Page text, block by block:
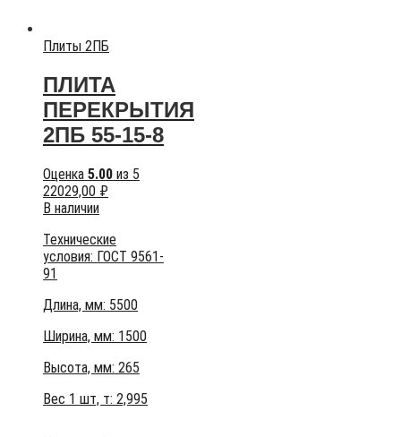
Плиты 2ПБ
ПЛИТА
ПЕРЕКРЫТИЯ
2ПБ 55-15-8
Оценка 5.00 из 5
22029,00 ₽
В наличии
Технические
условия: ГОСТ 9561-
91
Длина, мм: 5500
Ширина, мм: 1500
Высота, мм: 265
Вес 1 шт, т: 2,995